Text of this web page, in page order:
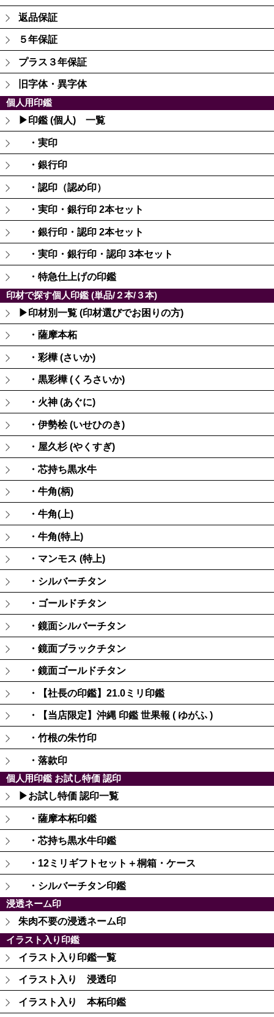
返品保証
５年保証
プラス３年保証
旧字体・異字体
個人用印鑑
▶印鑑 (個人) 一覧
・実印
・銀行印
・認印（認め印）
・実印・銀行印 2本セット
・銀行印・認印 2本セット
・実印・銀行印・認印 3本セット
・特急仕上げの印鑑
印材で探す個人印鑑 (単品/２本/３本)
▶印材別一覧 (印材選びでお困りの方)
・薩摩本柘
・彩樺 (さいか)
・黒彩樺 (くろさいか)
・火神 (あぐに)
・伊勢桧 (いせひのき)
・屋久杉 (やくすぎ)
・芯持ち黒水牛
・牛角(柄)
・牛角(上)
・牛角(特上)
・マンモス (特上)
・シルバーチタン
・ゴールドチタン
・鏡面シルバーチタン
・鏡面ブラックチタン
・鏡面ゴールドチタン
・【社長の印鑑】21.0ミリ印鑑
・【当店限定】沖縄 印鑑 世果報 ( ゆがふ )
・竹根の朱竹印
・落款印
個人用印鑑 お試し特価 認印
▶お試し特価 認印一覧
・薩摩本柘印鑑
・芯持ち黒水牛印鑑
・12ミリギフトセット＋桐箱・ケース
・シルバーチタン印鑑
浸透ネーム印
朱肉不要の浸透ネーム印
イラスト入り印鑑
イラスト入り印鑑一覧
イラスト入り 浸透印
イラスト入り 本柘印鑑